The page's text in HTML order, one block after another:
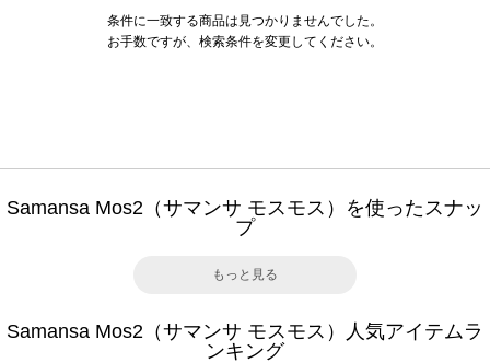
条件に一致する商品は見つかりませんでした。
お手数ですが、検索条件を変更してください。
Samansa Mos2（サマンサ モスモス）を使ったスナッ
プ
もっと見る
Samansa Mos2（サマンサ モスモス）人気アイテムラ
ンキング